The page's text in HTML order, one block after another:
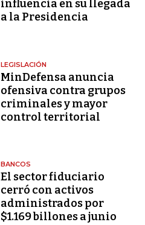
influencia en su llegada
a la Presidencia
LEGISLACIÓN
MinDefensa anuncia
ofensiva contra grupos
criminales y mayor
control territorial
BANCOS
El sector fiduciario
cerró con activos
administrados por
$1.169 billones a junio